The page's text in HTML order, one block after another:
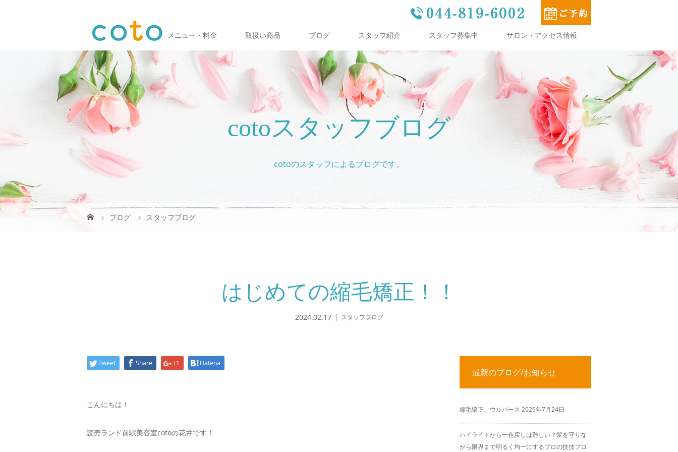
メニュー・料金 取扱い商品 ブログ スタッフ紹介 スタッフ募集中 サロン・アクセス情報
cotoスタッフブログ
cotoのスタッフによるブログです。
ブログ スタッフブログ
はじめての縮毛矯正！！
2024.02.17 スタッフブログ
Tweet Share +1 Hatena
こんにちは！
読売ランド前駅美容室cotoの花井です！
最新のブログ/お知らせ
縮毛矯正、ウルバース 2026年7月24日
ハイライトから一色戻しは難しい？髪を守りな
がら限界まで明るく均一にするプロの技技プロ